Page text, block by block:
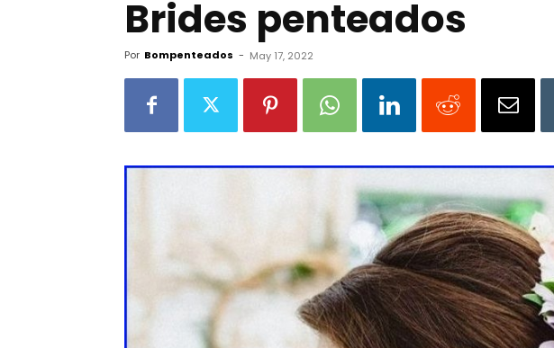
Brides penteados
Por Bompenteados - May 17, 2022